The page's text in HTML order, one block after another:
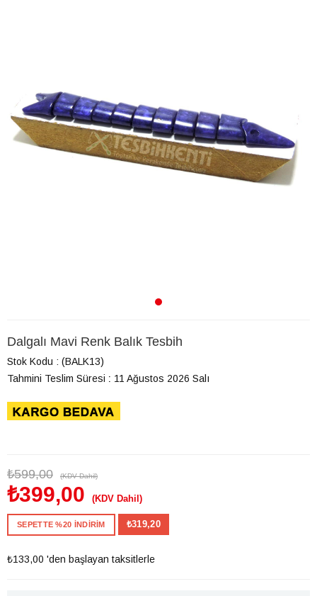
Dalgalı Mavi Renk Balık Tesbih
Stok Kodu
(BALK13)
Tahmini Teslim Süresi : 11 Ağustos 2026 Salı
₺599,00 (KDV Dahil)
₺399,00 (KDV Dahil)
SEPETTE %20 İNDİRİM ₺319,20
₺133,00 'den başlayan taksitlerle